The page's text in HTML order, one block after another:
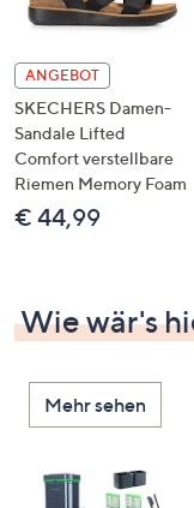
ANGEBOT
SKECHERS Damen-
Sandale Lifted
Comfort verstellbare
Riemen Memory Foam
€ 44,99
Wie wär's
Mehr sehen